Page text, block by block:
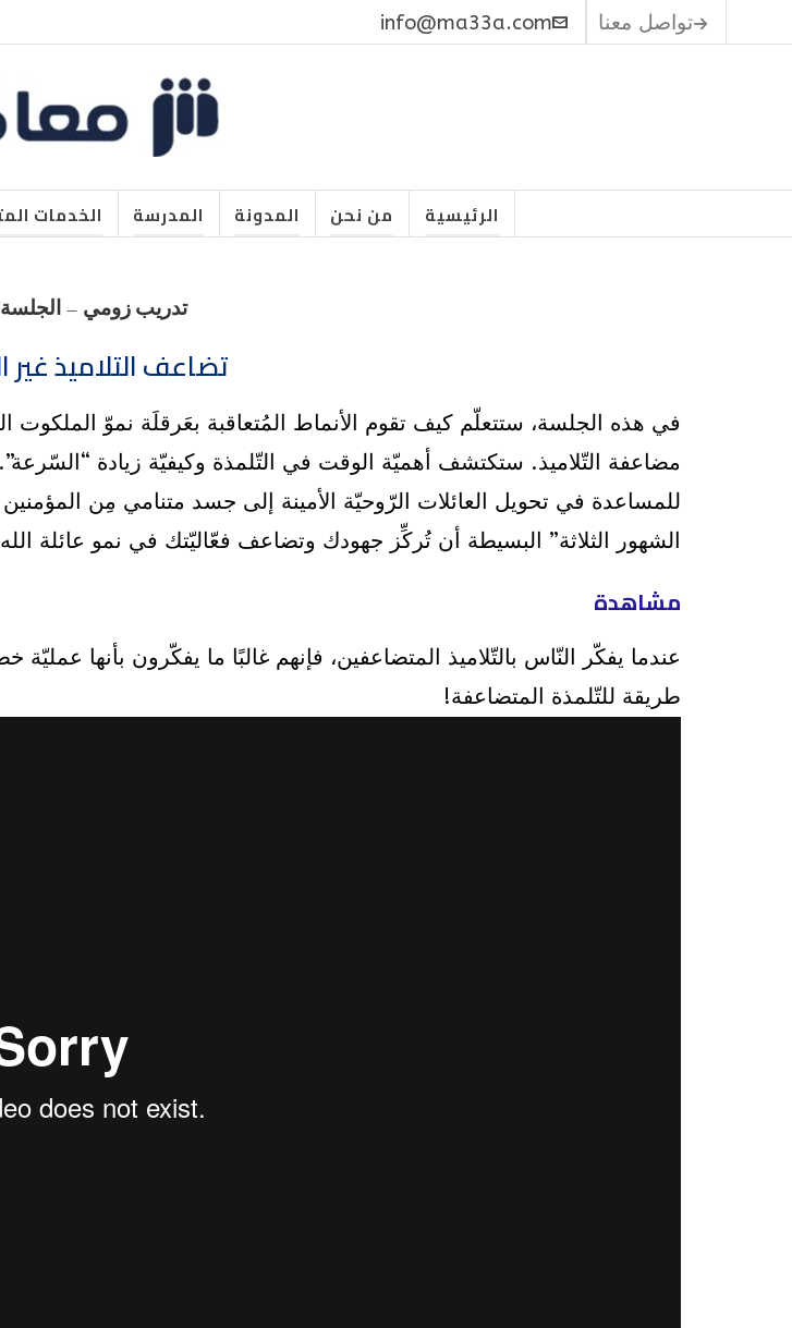
تواصل معنا info@ma33a.com
الرئيسية من نحن المدونة المدرسة الخدمات
تدريب زومي – الجلسة
تضاعف التلاميذ
في هذه الجلسة، ستتعلّم كيف تقوم الأنماط المُتعاقبة بعَرقلَة نموّ
مضاعفة التّلاميذ. ستكتشف أهميّة الوقت في التّلمذة وكيفيّة زيادة
للمساعدة في تحويل العائلات الرّوحيّة الأمينة إلى جسد متنامي مِن
الشهور الثلاثة” البسيطة أن تُركِّز جهودك وتضاعف فعّاليّتك في نمو عائلة
مشاهدة
عندما يفكّر النّاس بالتّلاميذ المتضاعفين، فإنهم غالبًا ما يفكّرون
طريقة للتّلمذة المتضاعفة!